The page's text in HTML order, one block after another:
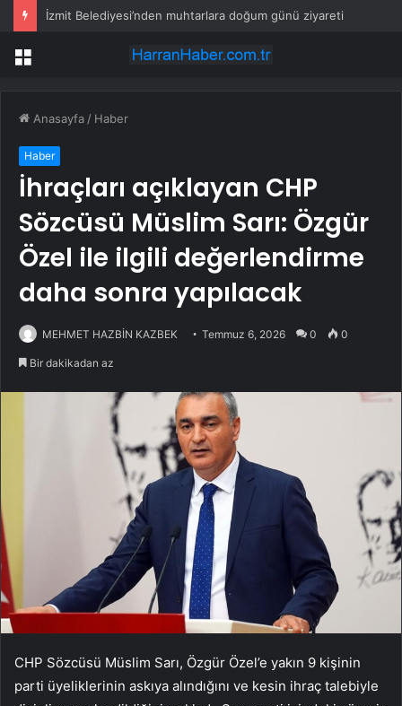
İzmit Belediyesi’nden muhtarlara doğum günü ziyareti
Menü
Anasayfa / Haber
Haber
İhraçları açıklayan CHP
Sözcüsü Müslim Sarı: Özgür
Özel ile ilgili değerlendirme
daha sonra yapılacak
MEHMET HAZBİN KAZBEK Temmuz 6, 2026 0 0
Bir dakikadan az
CHP Sözcüsü Müslim Sarı, Özgür Özel’e yakın 9 kişinin
parti üyeliklerinin askıya alındığını ve kesin ihraç talebiyle